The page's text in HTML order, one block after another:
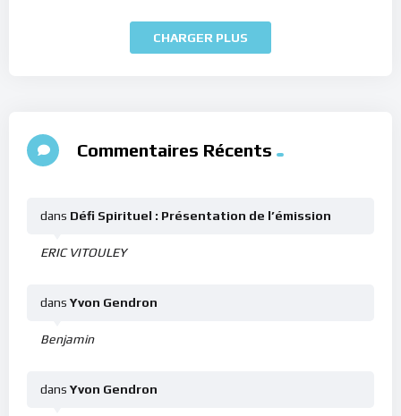
CHARGER PLUS
Commentaires Récents
ERIC VITOULEY
dans Défi Spirituel : Présentation de l’émission
Benjamin
dans Yvon Gendron
dans Yvon Gendron